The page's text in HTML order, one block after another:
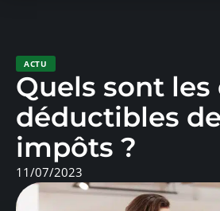
ACTU
Quels sont les
déductibles
impôts ?
11/07/2023